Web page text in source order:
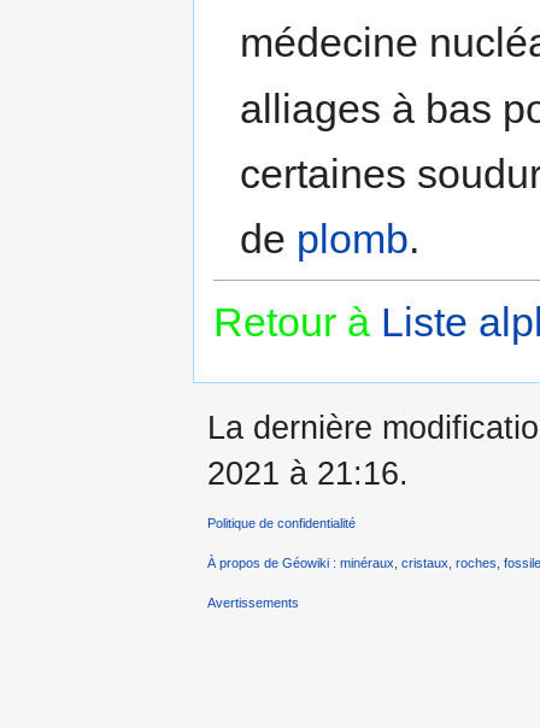
médecine
alliages à bas
certaines
de plomb.
Retour à Liste
La dernière
2021 à 21:16.
Politique de confidentialité
À propos de Géowiki : minéraux, cristaux, roches,
Avertissements